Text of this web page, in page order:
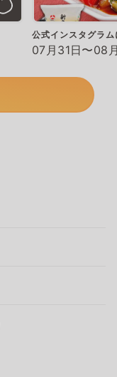
公式インスタグラ
07月31日〜08